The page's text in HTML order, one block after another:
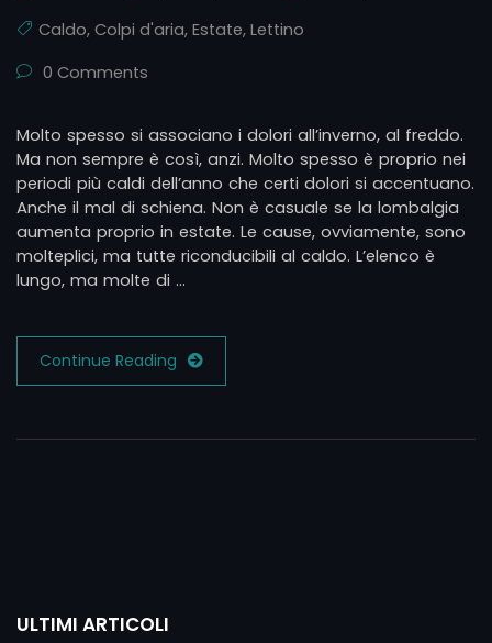
Caldo, Colpi d'aria, Estate, Lettino
0 Comments
Molto spesso si associano i dolori all’inverno, al freddo.
Ma non sempre è così, anzi. Molto spesso è proprio nei
periodi più caldi dell’anno che certi dolori si accentuano.
Anche il mal di schiena. Non è casuale se la lombalgia
aumenta proprio in estate. Le cause, ovviamente, sono
molteplici, ma tutte riconducibili al caldo. L’elenco è
lungo, ma molte di …
Continue Reading
ULTIMI ARTICOLI